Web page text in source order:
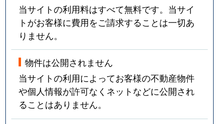
当サイトの利用料はすべて無料です。当サイ
トがお客様に費用をご請求することは一切あ
りません。
物件は公開されません
当サイトの利用によってお客様の不動産物件
や個人情報が許可なくネットなどに公開され
ることはありません。